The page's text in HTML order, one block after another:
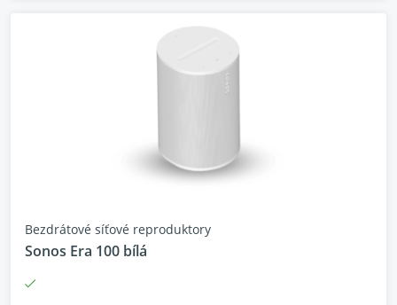
Bezdrátové síťové reproduktory
Sonos Era 100 bílá